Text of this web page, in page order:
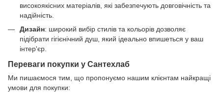
високоякісних матеріалів, які забезпечують довговічність та
надійність.
Дизайн: широкий вибір стилів та кольорів дозволяє
підібрати гігієнічний душ, який ідеально впишеться у ваш
інтер'єр.
Переваги покупки у Сантехлаб
Ми пишаємося тим, що пропонуємо нашим клієнтам найкращі
умови для покупки: